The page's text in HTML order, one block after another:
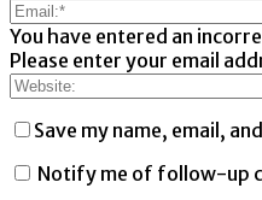
You have entered an
Please enter your email
Save my name, email,
Notify me of follow-up